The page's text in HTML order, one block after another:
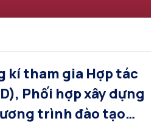
kí tham gia Hợp tác
Phối hợp xây dựng
trình đào tạo